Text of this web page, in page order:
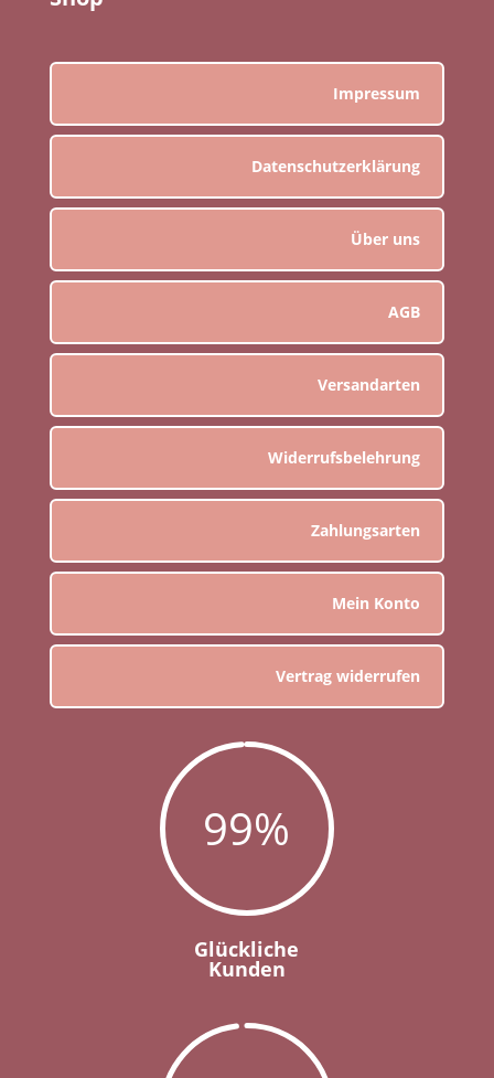
Impressum
Datenschutzerklärung
Über uns
AGB
Versandarten
Widerrufsbelehrung
Zahlungsarten
Mein Konto
Vertrag widerrufen
99%
Glückliche
Kunden